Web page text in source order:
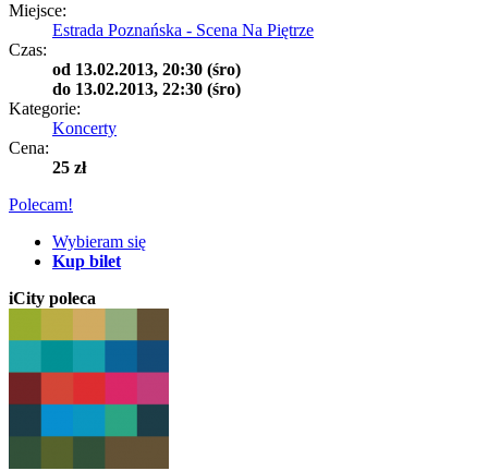
Miejsce:
Estrada Poznańska - Scena Na Piętrze
Czas:
od 13.02.2013, 20:30 (śro)
do 13.02.2013, 22:30 (śro)
Kategorie:
Koncerty
Cena:
25 zł
Polecam!
Wybieram się
Kup bilet
iCity poleca